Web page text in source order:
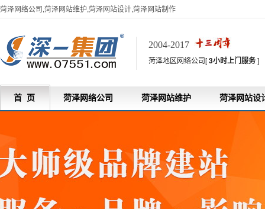
菏泽网络公司,菏泽网站维护,菏泽网站设计,菏泽网站制作
2004-2017
菏泽地区网络公司[3小时上门服务]
首 页 菏泽网络公司 菏泽网站维护 菏泽网站设